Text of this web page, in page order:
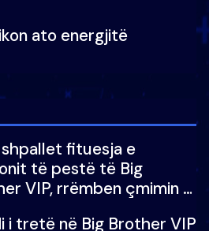
ato energjitë
shpallet fituesja e
të pestë të Big
VIP, rrëmben çmimin e
i tretë në Big Brother VIP